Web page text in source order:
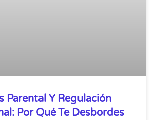
Parental Y Regulación
Por Qué Te Desbordes